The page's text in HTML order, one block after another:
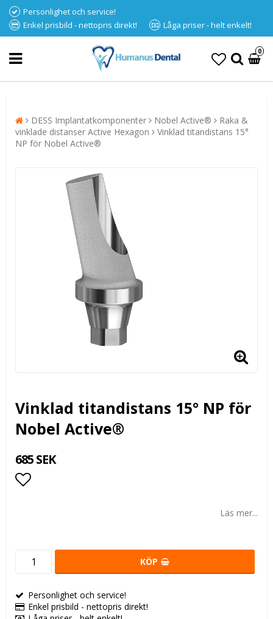
Personlighet och service!
Enkel prisbild - nettopris direkt!
Låga priser - helt enkelt!
0
DESS Implantatkomponenter Nobel Active®
Raka &
vinklade distanser Active Hexagon
Vinklad titandistans 15°
NP för Nobel Active®
Vinklad titandistans 15° NP för
Nobel Active®
685 SEK
Läs mer...
KÖP
Personlighet och service!
Enkel prisbild - nettopris direkt!